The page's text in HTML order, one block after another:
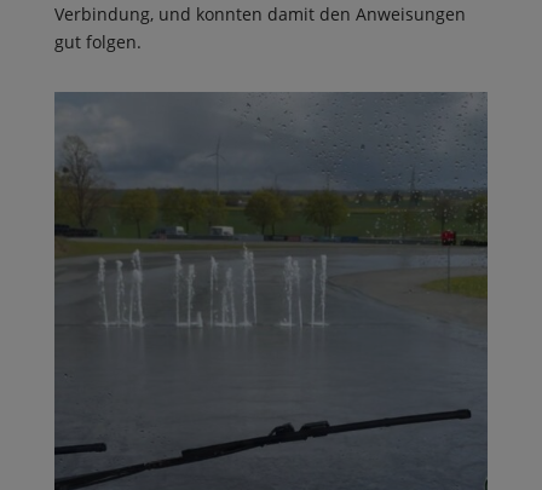
Verbindung, und konnten damit den Anweisungen
gut folgen.